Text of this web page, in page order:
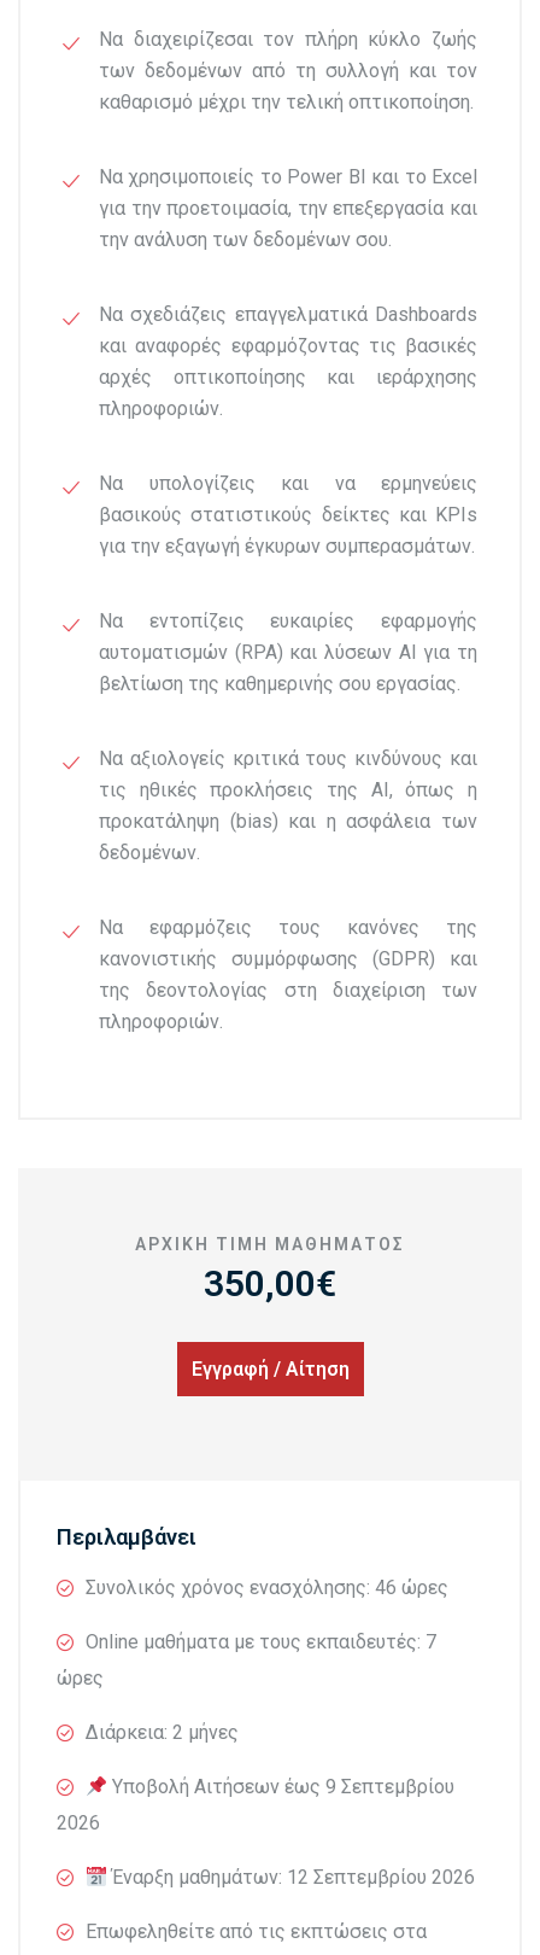
Να διαχειρίζεσαι τον πλήρη κύκλο ζωής
των δεδομένων από τη συλλογή και τον
καθαρισμό μέχρι την τελική οπτικοποίηση.
Να χρησιμοποιείς το Power BI και το Excel
για την προετοιμασία, την επεξεργασία και
την ανάλυση των δεδομένων σου.
Να σχεδιάζεις επαγγελματικά Dashboards
και αναφορές εφαρμόζοντας τις βασικές
αρχές οπτικοποίησης και ιεράρχησης
πληροφοριών.
Να υπολογίζεις και να ερμηνεύεις
βασικούς στατιστικούς δείκτες και KPIs
για την εξαγωγή έγκυρων συμπερασμάτων.
Να εντοπίζεις ευκαιρίες εφαρμογής
αυτοματισμών (RPA) και λύσεων AI για τη
βελτίωση της καθημερινής σου εργασίας.
Να αξιολογείς κριτικά τους κινδύνους και
τις ηθικές προκλήσεις της AI, όπως η
προκατάληψη (bias) και η ασφάλεια των
δεδομένων.
Να εφαρμόζεις τους κανόνες της
κανονιστικής συμμόρφωσης (GDPR) και
της δεοντολογίας στη διαχείριση των
πληροφοριών.
ΑΡΧΙΚΉ ΤΙΜΉ MΑΘΉΜΑΤΟΣ
350,00€
Εγγραφή / Αίτηση
Περιλαμβάνει
Συνολικός χρόνος ενασχόλησης: 46 ώρες
Online μαθήματα με τους εκπαιδευτές: 7
ώρες
Διάρκεια: 2 μήνες
Υποβολή Αιτήσεων έως 9 Σεπτεμβρίου
2026
Έναρξη μαθημάτων: 12 Σεπτεμβρίου 2026
Επωφεληθείτε από τις εκπτώσεις στα